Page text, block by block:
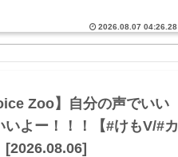
2026.08.07 04:26.28
Zoo】自分の声でいい
いよー！！！【#けもV/#カ
[2026.08.06]